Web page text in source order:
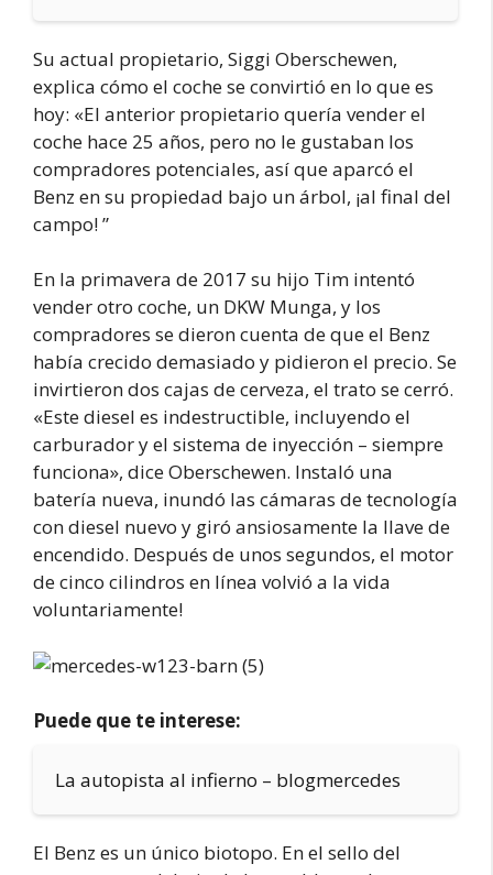
Su actual propietario, Siggi Oberschewen,
explica cómo el coche se convirtió en lo que es
hoy: «El anterior propietario quería vender el
coche hace 25 años, pero no le gustaban los
compradores potenciales, así que aparcó el
Benz en su propiedad bajo un árbol, ¡al final del
campo! ”
En la primavera de 2017 su hijo Tim intentó
vender otro coche, un DKW Munga, y los
compradores se dieron cuenta de que el Benz
había crecido demasiado y pidieron el precio. Se
invirtieron dos cajas de cerveza, el trato se cerró.
«Este diesel es indestructible, incluyendo el
carburador y el sistema de inyección – siempre
funciona», dice Oberschewen. Instaló una
batería nueva, inundó las cámaras de tecnología
con diesel nuevo y giró ansiosamente la llave de
encendido. Después de unos segundos, el motor
de cinco cilindros en línea volvió a la vida
voluntariamente!
Puede que te interese:
La autopista al infierno – blogmercedes
El Benz es un único biotopo. En el sello del